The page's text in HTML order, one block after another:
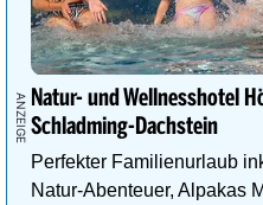
Natur- und Wellnesshotel
Schladming-Dachstein
Perfekter Familienurlaub
Natur-Abenteuer, Alpakas